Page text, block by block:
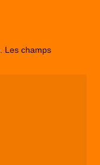
Les champs